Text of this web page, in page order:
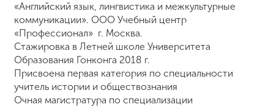
Приемная
комиссия
+7 (831) 262-26-20
«Английский язык, лингвистика и межкультурные
коммуникации». ООО Учебный центр
«Профессионал» г. Москва.
Стажировка в Летней школе Университета
Образования Гонконга 2018 г.
Присвоена первая категория по специальности
учитель истории и обществознания
Очная магистратура по специализации